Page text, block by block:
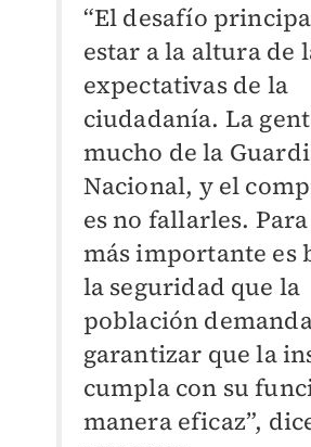
“El desafío
estar a la altura de
expectativas de la
ciudadanía. La
mucho de la
Nacional, y el
es no fallarles.
más importante es
la seguridad que la
población
garantizar que la
cumpla con su
manera eficaz”,